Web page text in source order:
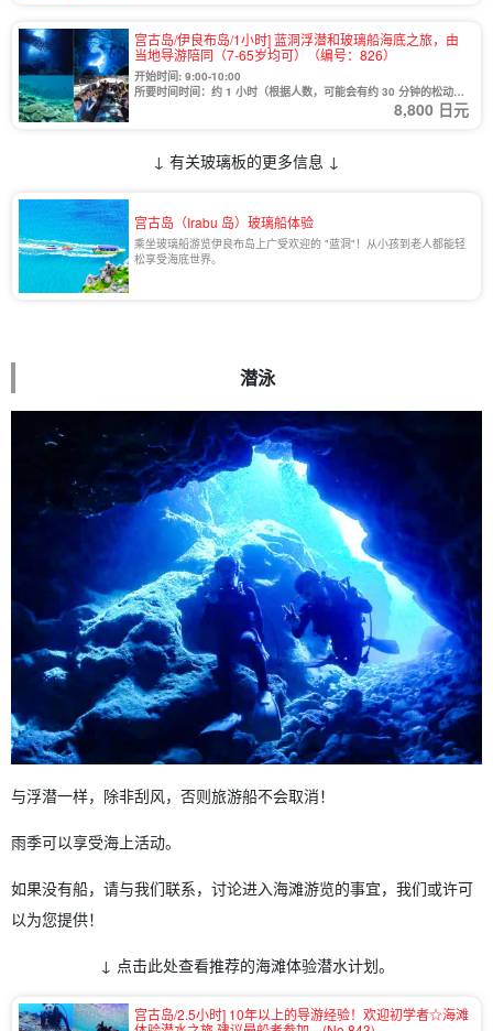
宫古岛/伊良布岛/1小时] 蓝洞浮潜和玻璃船海底之旅，由
当地导游陪同（7-65岁均可）（编号：826）
开始时间: 9:00-10:00
所要时间时间：约 1 小时（根据人数，可能会有约 30 分钟的松动时
8,800 日元
↓ 有关玻璃板的更多信息 ↓
宫古岛（Irabu 岛）玻璃船体验
乘坐玻璃船游览伊良布岛上广受欢迎的 "蓝洞"！从小孩到老人都能轻
松享受海底世界。
潜泳
与浮潜一样，除非刮风，否则旅游船不会取消！
雨季可以享受海上活动。
如果没有船，请与我们联系，讨论进入海滩游览的事宜，我们或许可
以为您提供！
↓ 点击此处查看推荐的海滩体验潜水计划。
宫古岛/2.5小时] 10年以上的导游经验！欢迎初学者☆海滩